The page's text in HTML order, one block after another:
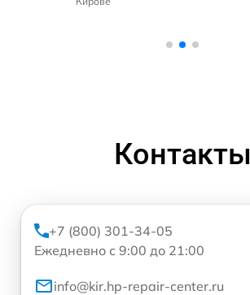
Контакты
+7 (800) 301-34-05
Ежедневно с 9:00 до 21:00
info@kir.hp-repair-center.ru